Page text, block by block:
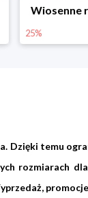
Wiosenne
25%
Dzięki temu
rozmiarach